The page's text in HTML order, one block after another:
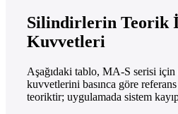
Silindirlerin Teorik
Kuvvetleri
Aşağıdaki tablo, MA-S serisi
kuvvetlerini basınca göre
teoriktir; uygulamada sistem